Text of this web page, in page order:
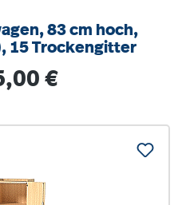
hoch,
15 Trockengitter
Preis:
€